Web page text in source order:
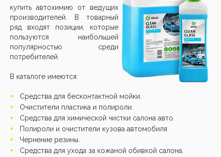
купить автохимию от ведущих
производителей. В товарный
ряд входят позиции, которые
пользуются наибольшей
популярностью среди
потребителей.
В каталоге имеются:
Средства для бесконтактной мойки.
Очистители пластика и полироли.
Средства для химической чистки салона авто.
Полироли и очистители кузова автомобиля.
Чернение резины.
Средства для ухода за кожаной обивкой салона.